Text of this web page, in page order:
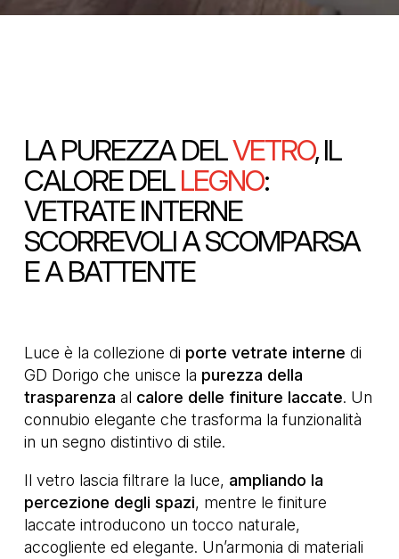
LA PUREZZA DELVETRO, IL
CALORE DELLEGNO:
VETRATE INTERNE
SCORREVOLI A SCOMPARSA
E A BATTENTE
Luce è la collezione di porte vetrate interne di
GD Dorigo che unisce la purezza della
trasparenza al calore delle finiture laccate. Un
connubio elegante che trasforma la funzionalità
in un segno distintivo di stile.
Il vetro lascia filtrare la luce, ampliando la
percezione degli spazi, mentre le finiture
laccate introducono un tocco naturale,
accogliente ed elegante. Un’armonia di materiali